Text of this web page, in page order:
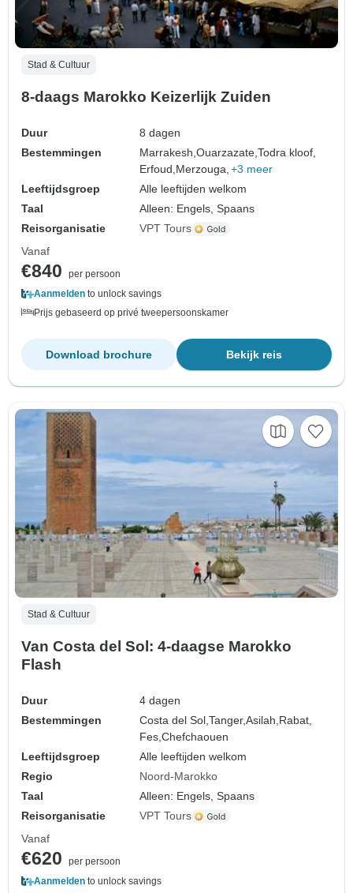
Stad & Cultuur
8-daags Marokko Keizerlijk Zuiden
Duur
8 dagen
Bestemmingen
Marrakesh,Ouarzazate,Todra kloof,
Erfoud,Merzouga, +3 meer
Leeftijdsgroep
Alle leeftijden welkom
Taal
Alleen: Engels, Spaans
Reisorganisatie
VPT Tours
Vanaf
€840
per persoon
Aanmelden to unlock savings
Prijs gebaseerd op privé tweepersoonskamer
Bekijk reis
Download brochure
Stad & Cultuur
Van Costa del Sol: 4-daagse Marokko
Flash
Duur
4 dagen
Bestemmingen
Costa del Sol,Tanger,Asilah,Rabat,
Fes,Chefchaouen
Leeftijdsgroep
Alle leeftijden welkom
Regio
Noord-Marokko
Taal
Alleen: Engels, Spaans
Reisorganisatie
VPT Tours
Vanaf
€620
per persoon
Aanmelden to unlock savings